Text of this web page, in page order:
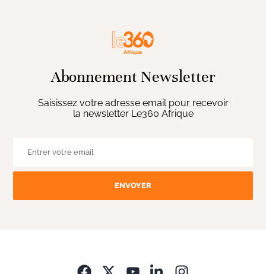
Abonnement Newsletter
Saisissez votre adresse email pour recevoir
la newsletter Le360 Afrique
ENVOYER